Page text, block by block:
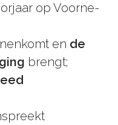
op Voorne-
en de
brengt;